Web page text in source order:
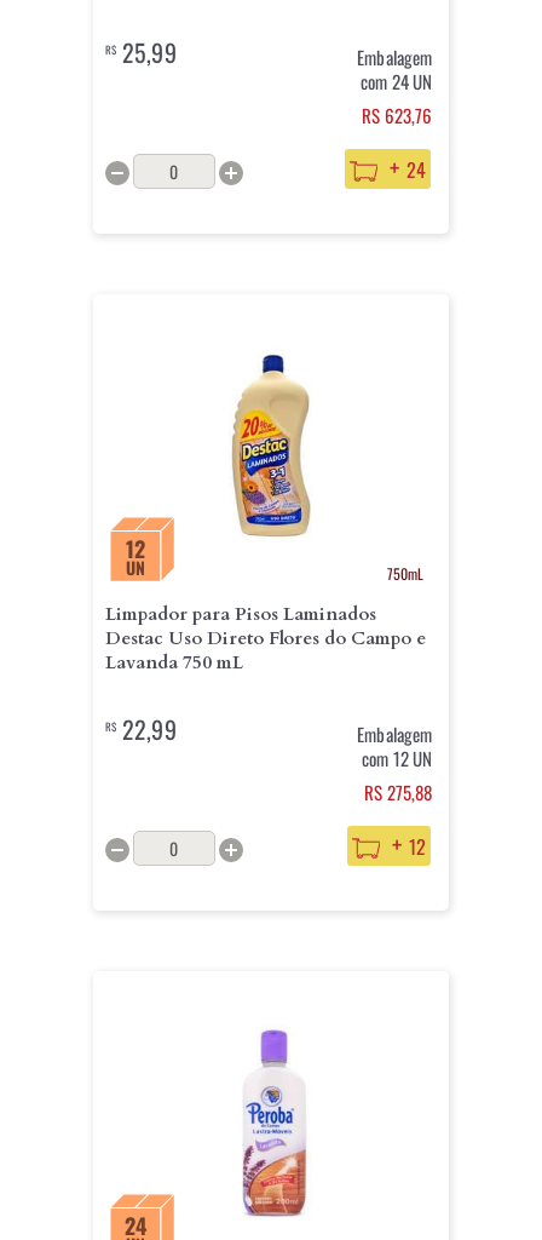
R$25,99
Embalagem
com 24 UN
RS 623,76
+ 24
12
UN 750mL
Limpador para Pisos Laminados
Destac Uso Direto Flores do Campo e
Lavanda 750 mL
R$22,99
Embalagem
com 12 UN
RS 275,88
+ 12
24